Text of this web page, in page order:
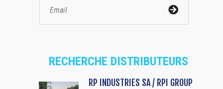
RECHERCHE DISTRIBUTEURS
RP INDUSTRIES SA / RPI GROUP